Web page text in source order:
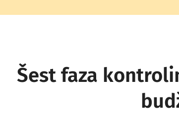
Šest faza